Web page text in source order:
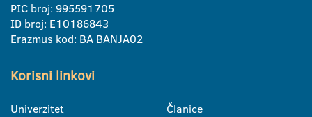
PIC broj: 995591705
ID broj: E10186843
Erazmus kod: BA BANJA02
Korisni linkovi
Univerzitet
Članice